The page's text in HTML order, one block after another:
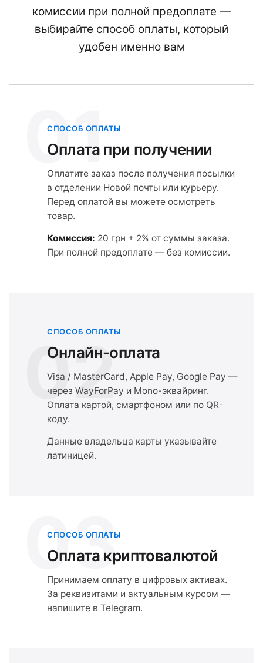
комиссии при полной предоплате —
выбирайте способ оплаты, который
удобен именно вам
01
СПОСОБ ОПЛАТЫ
Оплата при получении
Оплатите заказ после получения посылки
в отделении Новой почты или курьеру.
Перед оплатой вы можете осмотреть
товар.
Комиссия: 20 грн + 2% от суммы заказа.
При полной предоплате — без комиссии.
02
СПОСОБ ОПЛАТЫ
Онлайн-оплата
Visa / MasterCard, Apple Pay, Google Pay —
через WayForPay и Mono-эквайринг.
Оплата картой, смартфоном или по QR-
коду.
Данные владельца карты указывайте
латиницей.
03
СПОСОБ ОПЛАТЫ
Оплата криптовалютой
Принимаем оплату в цифровых активах.
За реквизитами и актуальным курсом —
напишите в Telegram.